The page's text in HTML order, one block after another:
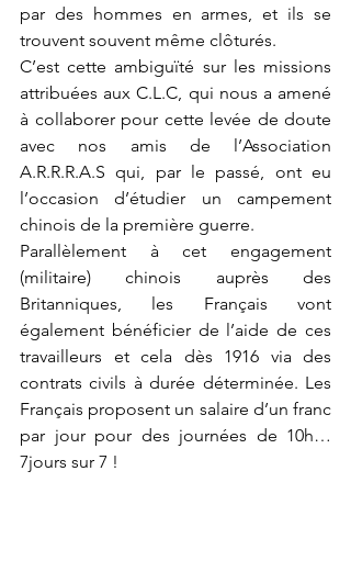
par des hommes en armes, et ils se
trouvent souvent même clôturés.
C’est cette ambiguïté sur les missions
attribuées aux C.L.C, qui nous a amené
à collaborer pour cette levée de doute
avec nos amis de l’Association
A.R.R.R.A.S qui, par le passé, ont eu
l’occasion d’étudier un campement
chinois de la première guerre.
Parallèlement à cet engagement
(militaire) chinois auprès des
Britanniques, les Français vont
également bénéficier de l’aide de ces
travailleurs et cela dès 1916 via des
contrats civils à durée déterminée. Les
Français proposent un salaire d’un franc
par jour pour des journées de 10h…
7jours sur 7 !